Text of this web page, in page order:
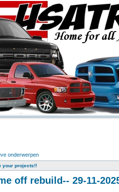
onderwerpen
your projects!!
off rebuild-- 29-11-